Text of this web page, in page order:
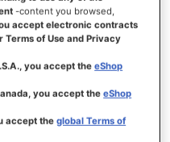
-content you browsed,
accept electronic contracts
Terms of Use and Privacy
you accept theeShop
you accept theeShop
accept theglobal Terms of